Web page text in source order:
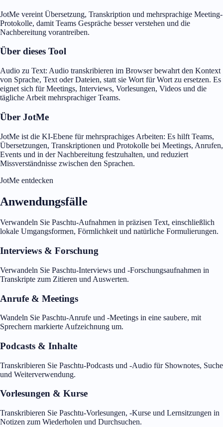
JotMe vereint Übersetzung, Transkription und mehrsprachige Meeting-
Protokolle, damit Teams Gespräche besser verstehen und die
Nachbereitung vorantreiben.
Über dieses Tool
Audio zu Text: Audio transkribieren im Browser bewahrt den Kontext
von Sprache, Text oder Dateien, statt sie Wort für Wort zu ersetzen. Es
eignet sich für Meetings, Interviews, Vorlesungen, Videos und die
tägliche Arbeit mehrsprachiger Teams.
Über JotMe
JotMe ist die KI-Ebene für mehrsprachiges Arbeiten: Es hilft Teams,
Übersetzungen, Transkriptionen und Protokolle bei Meetings, Anrufen,
Events und in der Nachbereitung festzuhalten, und reduziert
Missverständnisse zwischen den Sprachen.
JotMe entdecken
Anwendungsfälle
Verwandeln Sie Paschtu-Aufnahmen in präzisen Text, einschließlich
lokale Umgangsformen, Förmlichkeit und natürliche Formulierungen.
Interviews & Forschung
Verwandeln Sie Paschtu-Interviews und -Forschungsaufnahmen in
Transkripte zum Zitieren und Auswerten.
Anrufe & Meetings
Wandeln Sie Paschtu-Anrufe und -Meetings in eine saubere, mit
Sprechern markierte Aufzeichnung um.
Podcasts & Inhalte
Transkribieren Sie Paschtu-Podcasts und -Audio für Shownotes, Suche
und Weiterverwendung.
Vorlesungen & Kurse
Transkribieren Sie Paschtu-Vorlesungen, -Kurse und Lernsitzungen in
Notizen zum Wiederholen und Durchsuchen.